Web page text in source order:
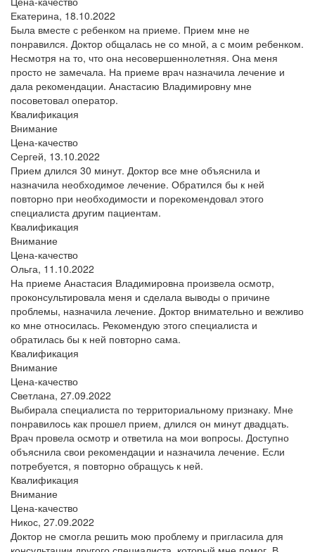
Екатерина, 18.10.2022
Была вместе с ребенком на приеме. Прием мне не
понравился. Доктор общалась не со мной, а с моим ребенком.
Несмотря на то, что она несовершеннолетняя. Она меня
просто не замечала. На приеме врач назначила лечение и
дала рекомендации. Анастасию Владимировну мне
посоветовал оператор.
Квалификация
Внимание
Цена-качество
Сергей, 13.10.2022
Прием длился 30 минут. Доктор все мне объяснила и
назначила необходимое лечение. Обратился бы к ней
повторно при необходимости и порекомендовал этого
специалиста другим пациентам.
Квалификация
Внимание
Цена-качество
Ольга, 11.10.2022
На приеме Анастасия Владимировна произвела осмотр,
проконсультировала меня и сделала выводы о причине
проблемы, назначила лечение. Доктор внимательно и вежливо
ко мне относилась. Рекомендую этого специалиста и
обратилась бы к ней повторно сама.
Квалификация
Внимание
Цена-качество
Светлана, 27.09.2022
Выбирала специалиста по территориальному признаку. Мне
понравилось как прошел прием, длился он минут двадцать.
Врач провела осмотр и ответила на мои вопросы. Доступно
объяснила свои рекомендации и назначила лечение. Если
потребуется, я повторно обращусь к ней.
Квалификация
Внимание
Цена-качество
Никос, 27.09.2022
Доктор не смогла решить мою проблему и пригласила для